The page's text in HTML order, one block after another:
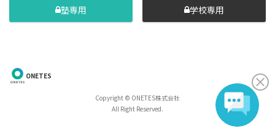
塾専用 学校専用
ONETES
Copyright © ONETES株式会社
All Right Reserved.